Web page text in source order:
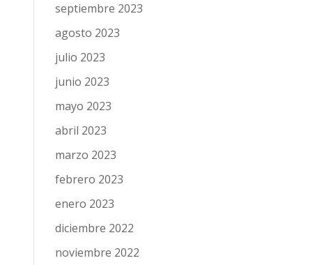
septiembre 2023
agosto 2023
julio 2023
junio 2023
mayo 2023
abril 2023
marzo 2023
febrero 2023
enero 2023
diciembre 2022
noviembre 2022